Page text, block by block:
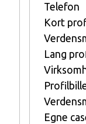
Telefon
Kort
Lang
Egne